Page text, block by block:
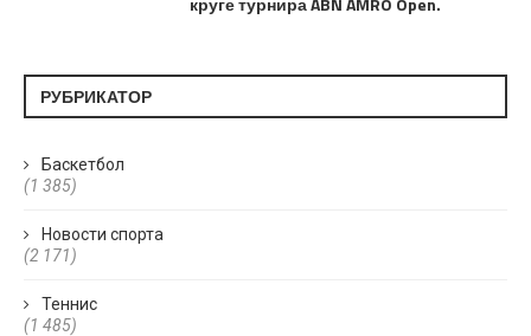
РУБРИКАТОР
Баскетбол
(1 385)
Новости спорта
(2 171)
Теннис
(1 485)